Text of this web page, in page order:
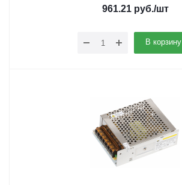
961.21руб./шт
В корзину